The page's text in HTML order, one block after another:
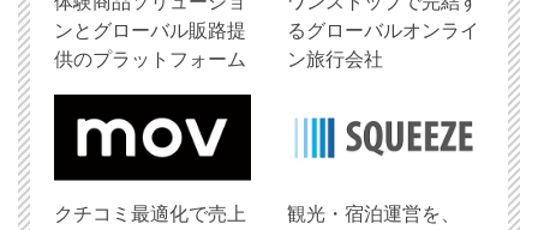
ンとグローバル販路提
供のプラットフォーム
るグローバルオンライ
ン旅行会社
クチコミ最適化で売上
観光・宿泊運営を、